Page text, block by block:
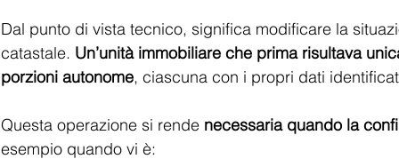
Dal punto di vista tecnico, significa modificare la
catastale. Un’unità immobiliare che prima risultava
porzioni autonome, ciascuna con i propri dati
Questa operazione si rende necessaria quando la
esempio quando vi è: